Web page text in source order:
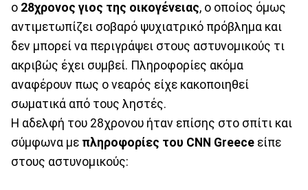
ο 28χρονος γιος της οικογένειας, ο οποίος όμως
αντιμετωπίζει σοβαρό ψυχιατρικό πρόβλημα και
δεν μπορεί να περιγράψει στους αστυνομικούς τι
ακριβώς έχει συμβεί. Πληροφορίες ακόμα
αναφέρουν πως ο νεαρός είχε κακοποιηθεί
σωματικά από τους ληστές.
Η αδελφή του 28χρονου ήταν επίσης στο σπίτι και
σύμφωνα με πληροφορίες του CNN Greece είπε
στους αστυνομικούς: